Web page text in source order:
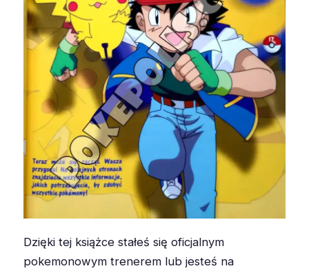
Dzięki tej książce stałeś się oficjalnym
pokemonowym trenerem lub jesteś na